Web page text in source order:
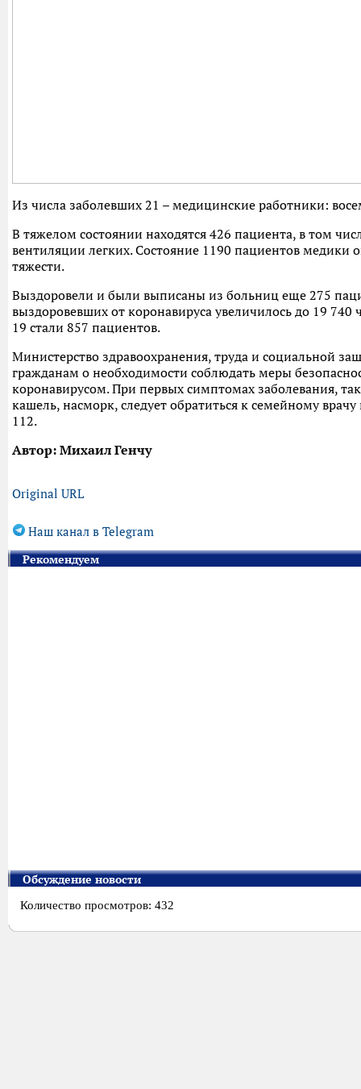
Из числа заболевших 21 – медицинские работники:
В тяжелом состоянии находятся 426 пациента, в том
вентиляции легких. Состояние 1190 пациентов медики
тяжести.
Выздоровели и были выписаны из больниц еще 275
выздоровевших от коронавируса увеличилось до 19 740
19 стали 857 пациентов.
Министерство здравоохранения, труда и социальной
гражданам о необходимости соблюдать меры
коронавирусом. При первых симптомах заболевания,
кашель, насморк, следует обратиться к семейному
112.
Автор: Михаил Генчу
Original URL
Наш канал в Telegram
Рекомендуем
Обсуждение новости
Количество просмотров: 432